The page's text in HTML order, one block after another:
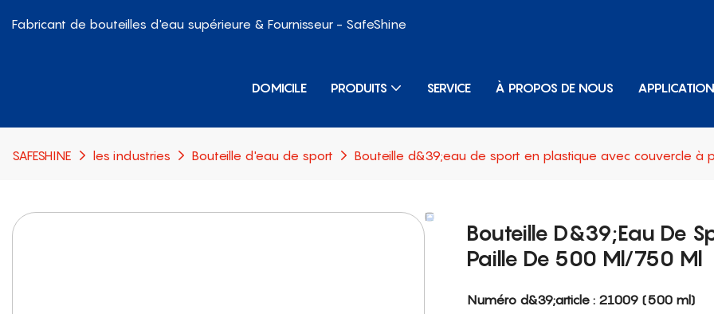
Fabricant de bouteilles d'eau supérieure & Fournisseur - SafeShine
DOMICILE PRODUITS SERVICE À PROPOS DE NOUS
SAFESHINE les industries Bouteille d'eau de sport Bouteille d&39;eau de sport en plastique avec couvercle à
Bouteille D&39;eau De
Paille De 500 Ml/750 Ml
Numéro d&39;article : 21009 (500 ml)